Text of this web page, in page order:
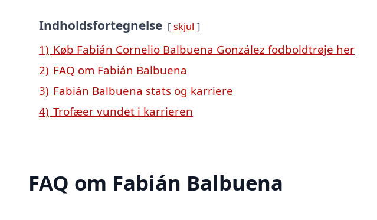
Indholdsfortegnelse skjul
1) Køb Fabián Cornelio Balbuena González fodboldtrøje her
2) FAQ om Fabián Balbuena
3) Fabián Balbuena stats og karriere
4) Trofæer vundet i karrieren
FAQ om Fabián Balbuena